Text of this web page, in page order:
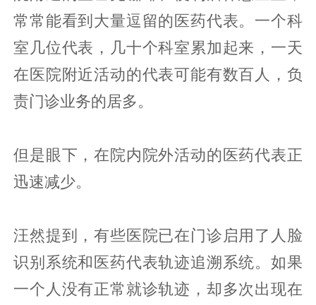
常常能看到大量逗留的医药代表。一个科
室几位代表，几十个科室累加起来，一天
在医院附近活动的代表可能有数百人，负
责门诊业务的居多。
但是眼下，在院内院外活动的医药代表正
迅速减少。
汪然提到，有些医院已在门诊启用了人脸
识别系统和医药代表轨迹追溯系统。如果
一个人没有正常就诊轨迹，却多次出现在